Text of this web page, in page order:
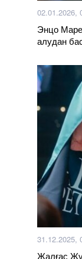
02.01.2026,
Энцо
алудан
31.12.2025,
Жалғас